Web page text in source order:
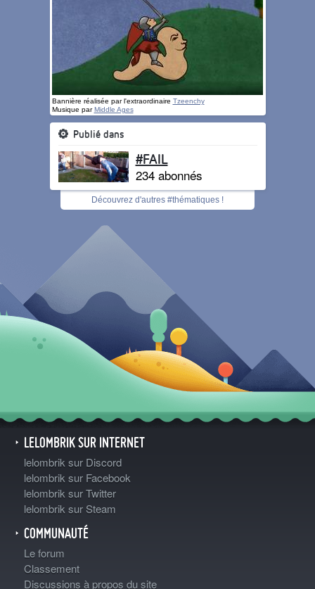
Bannière réalisée par l'extraordinaire Tzeenchy
Musique parMiddle Ages
Publié dans
#FAIL
234 abonnés
Découvrez d'autres #thématiques !
LELOMBRIK SUR INTERNET
lelombrik sur Discord
lelombrik sur Facebook
lelombrik sur Twitter
lelombrik sur Steam
COMMUNAUTÉ
Le forum
Classement
Discussions à propos du site